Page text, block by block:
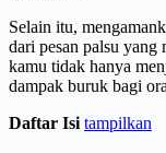
Selain itu,
dari pesan palsu
kamu tidak hanya
dampak buruk bagi
Daftar Isi tampilkan